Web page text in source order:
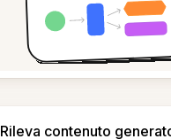
Rileva contenuto